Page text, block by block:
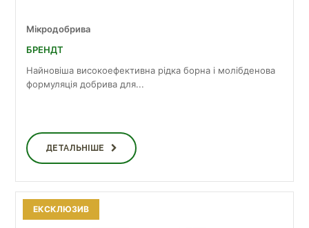
Мікродобрива
БРЕНДТ
Найновіша високоефективна рідка борна і молібденова
формуляція добрива для...
ДЕТАЛЬНІШЕ
ЕКСКЛЮЗИВ